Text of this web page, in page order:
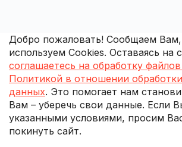
Добро пожаловать! Сообщаем
используем Cookies. Оставаясь на
соглашаетесь на обработку
Политикой в отношении
данных. Это помогает нам
Вам – уберечь свои данные. Если
указанными условиями, просим
покинуть сайт.